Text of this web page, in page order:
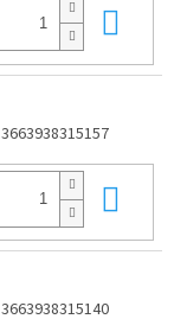
3663938315157
3663938315140